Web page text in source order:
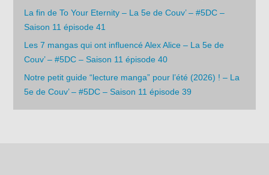
La fin de To Your Eternity – La 5e de Couv’ – #5DC –
Saison 11 épisode 41
Les 7 mangas qui ont influencé Alex Alice – La 5e de
Couv’ – #5DC – Saison 11 épisode 40
Notre petit guide “lecture manga” pour l’été (2026) ! – La
5e de Couv’ – #5DC – Saison 11 épisode 39